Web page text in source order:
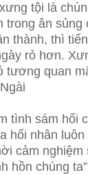
tội là
trong ân sủng
thành, thì
rỏ hơn.
tương quan
tình sám hối
hối nhân
cảm nghiệm
hồn chúng